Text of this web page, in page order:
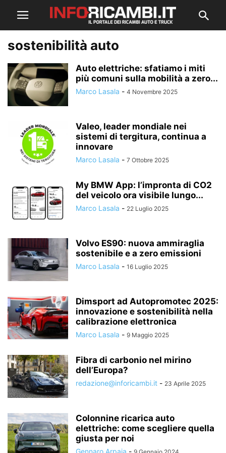
sostenibilità auto
Auto elettriche: sfatiamo i miti
più comuni sulla mobilità a zero...
Marco Lasala - 4 Novembre 2025
Valeo, leader mondiale nei
sistemi di tergitura, continua a
innovare
Marco Lasala - 7 Ottobre 2025
My BMW App: l’impronta di CO2
del veicolo ora visibile lungo...
Marco Lasala - 22 Luglio 2025
Volvo ES90: nuova ammiraglia
sostenibile e a zero emissioni
Marco Lasala - 16 Luglio 2025
Dimsport ad Autopromotec 2025:
innovazione e sostenibilità nella
calibrazione elettronica
Marco Lasala - 9 Maggio 2025
Fibra di carbonio nel mirino
dell’Europa?
redazione@inforicambi.it - 23 Aprile 2025
Colonnine ricarica auto
elettriche: come scegliere quella
giusta per noi
Gennaro Arpaia -